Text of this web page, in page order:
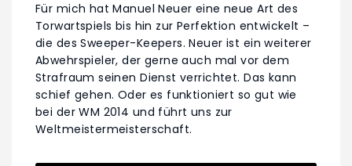
Für mich hat Manuel Neuer eine neue Art des
Torwartspiels bis hin zur Perfektion entwickelt –
die des Sweeper-Keepers. Neuer ist ein weiterer
Abwehrspieler, der gerne auch mal vor dem
Strafraum seinen Dienst verrichtet. Das kann
schief gehen. Oder es funktioniert so gut wie
bei der WM 2014 und führt uns zur
Weltmeistermeisterschaft.